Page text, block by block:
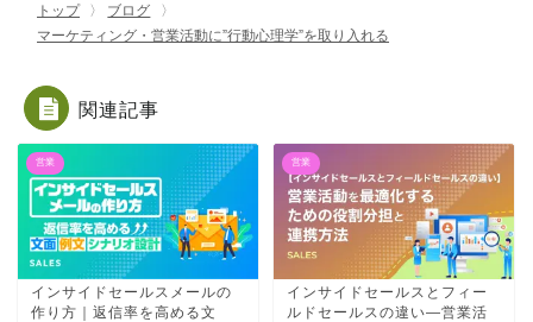
トップ
ブログ
マーケティング・営業活動に”行動心理学”を取り入れる
関連記事
営業
インサイドセールスメールの
作り方｜返信率を高める文
営業
インサイドセールスとフィー
ルドセールスの違い—営業活